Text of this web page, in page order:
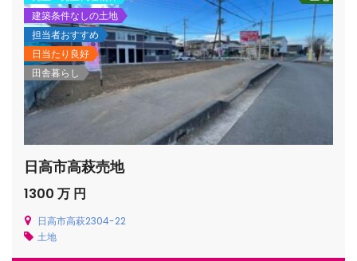
建築条件なしの土地
担当者おすすめ
日当たり良好
田舎暮らし
日高市高萩売地
1300 万 円
日高市高萩2304-22
土地